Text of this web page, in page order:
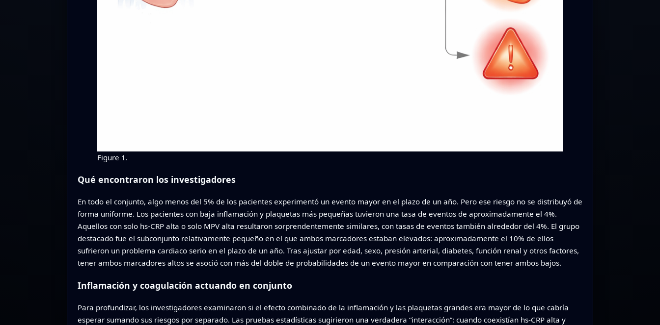
Figure 1.
Qué encontraron los investigadores
En todo el conjunto, algo menos del 5% de los pacientes experimentó un evento mayor en el plazo de un año. Pero ese riesgo no se distribuyó de
forma uniforme. Los pacientes con baja inflamación y plaquetas más pequeñas tuvieron una tasa de eventos de aproximadamente el 4%.
Aquellos con solo hs‑CRP alta o solo MPV alta resultaron sorprendentemente similares, con tasas de eventos también alrededor del 4%. El grupo
destacado fue el subconjunto relativamente pequeño en el que ambos marcadores estaban elevados: aproximadamente el 10% de ellos
sufrieron un problema cardiaco serio en el plazo de un año. Tras ajustar por edad, sexo, presión arterial, diabetes, función renal y otros factores,
tener ambos marcadores altos se asoció con más del doble de probabilidades de un evento mayor en comparación con tener ambos bajos.
Inflamación y coagulación actuando en conjunto
Para profundizar, los investigadores examinaron si el efecto combinado de la inflamación y las plaquetas grandes era mayor de lo que cabría
esperar sumando sus riesgos por separado. Las pruebas estadísticas sugirieron una verdadera “interacción”: cuando coexistían hs‑CRP alta y